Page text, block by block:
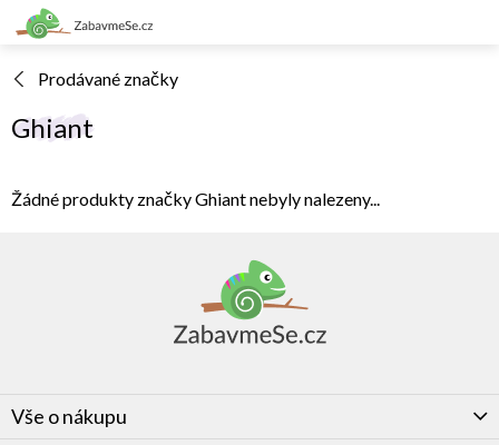
Přejít
na
Prodávané značky
Ghiant
Žádné produkty značkyGhiantnebyly nalezeny...
Vše o nákupu